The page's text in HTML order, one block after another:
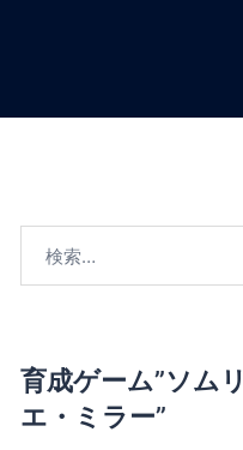
育成ゲーム”ソムリ
エ・ミラー”